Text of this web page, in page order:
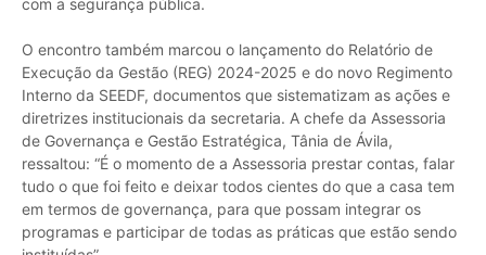
com a segurança pública.
O encontro também marcou o lançamento do Relatório de
Execução da Gestão (REG) 2024-2025 e do novo Regimento
Interno da SEEDF, documentos que sistematizam as ações e
diretrizes institucionais da secretaria. A chefe da Assessoria
de Governança e Gestão Estratégica, Tânia de Ávila,
ressaltou: “É o momento de a Assessoria prestar contas, falar
tudo o que foi feito e deixar todos cientes do que a casa tem
em termos de governança, para que possam integrar os
programas e participar de todas as práticas que estão sendo